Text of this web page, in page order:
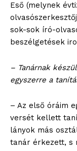
Eső (melynek
sok-sok író-
beszélgetések
– Tanárnak
egyszerre a
– Az első óráim
versét kellett
lányok más
tanár érkezett, s